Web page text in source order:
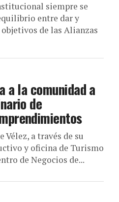
siempre se
entre dar y
de las Alianzas
a la comunidad a
de
a través de su
y oficina de Turismo
de Negocios de...